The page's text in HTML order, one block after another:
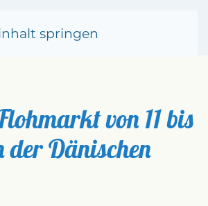
springen
von 11 bis
der Dänischen